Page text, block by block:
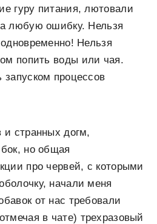
гуру питания, лютовали
любую ошибку. Нельзя
Нельзя
попить воды или чая.
запуском процессов
и странных догм,
но общая
про червей, с которыми
начали меня
от нас требовали
в чате) трехразовый